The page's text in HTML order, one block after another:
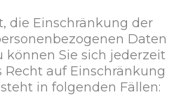
die Einschränkung der
Daten
können Sie sich jederzeit
Recht auf Einschränkung
in folgenden Fällen: